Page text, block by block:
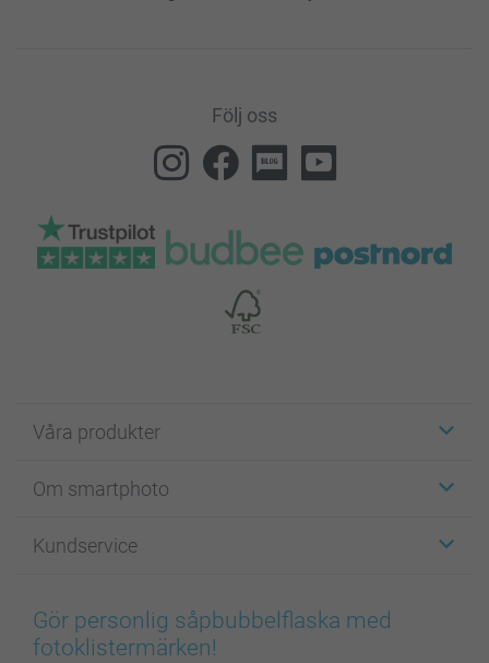
Följ oss
Våra produkter
Fotokort
Fotoböcker
Bilder, Fotoförstoring & Fotohäften
Skal till Mobil & Surfplatta
Om smartphoto
För affiliates
Cookie Policy
Sitemap
Kundservice
smartgaranti
smartbonus
Gör personlig såpbubbelflaska med
fotoklistermärken!